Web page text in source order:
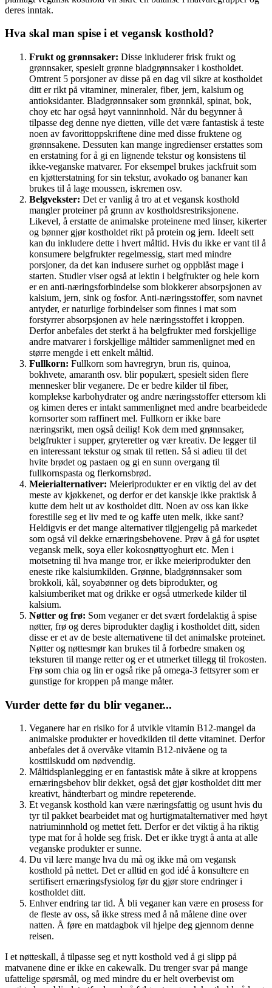
deres inntak.
Hva skal man spise i et vegansk kosthold?
Frukt og grønnsaker: Disse inkluderer frisk frukt og
grønnsaker, spesielt grønne bladgrønnsaker i kostholdet.
Omtrent 5 porsjoner av disse på en dag vil sikre at kostholdet
ditt er rikt på vitaminer, mineraler, fiber, jern, kalsium og
antioksidanter. Bladgrønnsaker som grønnkål, spinat, bok,
choy etc har også høyt vanninnhold. Når du begynner å
tilpasse deg denne nye dietten, ville det være fantastisk å teste
noen av favorittoppskriftene dine med disse fruktene og
grønnsakene. Dessuten kan mange ingredienser erstattes som
en erstatning for å gi en lignende tekstur og konsistens til
ikke-veganske matvarer. For eksempel brukes jackfruit som
en kjøtterstatning for sin tekstur, avokado og bananer kan
brukes til å lage moussen, iskremen osv.
Belgvekster: Det er vanlig å tro at et vegansk kosthold
mangler proteiner på grunn av kostholdsrestriksjonene.
Likevel, å erstatte de animalske proteinene med linser, kikerter
og bønner gjør kostholdet rikt på protein og jern. Ideelt sett
kan du inkludere dette i hvert måltid. Hvis du ikke er vant til å
konsumere belgfrukter regelmessig, start med mindre
porsjoner, da det kan indusere surhet og oppblåst mage i
starten. Studier viser også at lektin i belgfrukter og hele korn
er en anti-næringsforbindelse som blokkerer absorpsjonen av
kalsium, jern, sink og fosfor. Anti-næringsstoffer, som navnet
antyder, er naturlige forbindelser som finnes i mat som
forstyrrer absorpsjonen av hele næringsstoffet i kroppen.
Derfor anbefales det sterkt å ha belgfrukter med forskjellige
andre matvarer i forskjellige måltider sammenlignet med en
større mengde i ett enkelt måltid.
Fullkorn: Fullkorn som havregryn, brun ris, quinoa,
bokhvete, amaranth osv. blir populært, spesielt siden flere
mennesker blir veganere. De er bedre kilder til fiber,
komplekse karbohydrater og andre næringsstoffer ettersom kli
og kimen deres er intakt sammenlignet med andre bearbeidede
kornsorter som raffinert mel. Fullkorn er ikke bare
næringsrikt, men også deilig! Kok dem med grønnsaker,
belgfrukter i supper, gryteretter og vær kreativ. De legger til
en interessant tekstur og smak til retten. Så si adieu til det
hvite brødet og pastaen og gi en sunn overgang til
fullkornspasta og flerkornsbrød.
Meierialternativer: Meieriprodukter er en viktig del av det
meste av kjøkkenet, og derfor er det kanskje ikke praktisk å
kutte dem helt ut av kostholdet ditt. Noen av oss kan ikke
forestille seg et liv med te og kaffe uten melk, ikke sant?
Heldigvis er det mange alternativer tilgjengelig på markedet
som også vil dekke ernæringsbehovene. Prøv å gå for usøtet
vegansk melk, soya eller kokosnøttyoghurt etc. Men i
motsetning til hva mange tror, ​​er ikke meieriprodukter den
eneste rike kalsiumkilden. Grønne, bladgrønnsaker som
brokkoli, kål, soyabønner og dets biprodukter, og
kalsiumberiket mat og drikke er også utmerkede kilder til
kalsium.
Nøtter og frø: Som veganer er det svært fordelaktig å spise
nøtter, frø og deres biprodukter daglig i kostholdet ditt, siden
disse er et av de beste alternativene til det animalske proteinet.
Nøtter og nøttesmør kan brukes til å forbedre smaken og
teksturen til mange retter og er et utmerket tillegg til frokosten.
Frø som chia og lin er også rike på omega-3 fettsyrer som er
gunstige for kroppen på mange måter.
Vurder dette før du blir veganer...
Veganere har en risiko for å utvikle vitamin B12-mangel da
animalske produkter er hovedkilden til dette vitaminet. Derfor
anbefales det å overvåke vitamin B12-nivåene og ta
kosttilskudd om nødvendig.
Måltidsplanlegging er en fantastisk måte å sikre at kroppens
ernæringsbehov blir dekket, også det gjør kostholdet ditt mer
kreativt, håndterbart og mindre repeterende.
Et vegansk kosthold kan være næringsfattig og usunt hvis du
tyr til pakket bearbeidet mat og hurtigmatalternativer med høyt
natriuminnhold og mettet fett. Derfor er det viktig å ha riktig
type mat for å holde seg frisk. Det er ikke trygt å anta at alle
veganske produkter er sunne.
Du vil lære mange hva du må og ikke må om vegansk
kosthold på nettet. Det er alltid en god idé å konsultere en
sertifisert ernæringsfysiolog før du gjør store endringer i
kostholdet ditt.
Enhver endring tar tid. Å bli veganer kan være en prosess for
de fleste av oss, så ikke stress med å nå målene dine over
natten. Å føre en matdagbok vil hjelpe deg gjennom denne
reisen.
I et nøtteskall, å tilpasse seg et nytt kosthold ved å gi slipp på
matvanene dine er ikke en cakewalk. Du trenger svar på mange
ufattelige spørsmål, og med mindre du er helt overbevist om